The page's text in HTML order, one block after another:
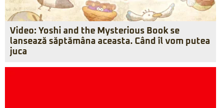
Video: Yoshi and the Mysterious Book se
lansează săptămâna aceasta. Când îl vom putea
juca